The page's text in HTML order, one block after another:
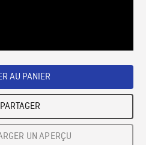
AU PANIER
PARTAGER
UN APERÇU